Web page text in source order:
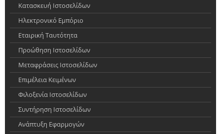
Κατασκευή Ιστοσελίδων
Ηλεκτρονικό Εμπόριο
Εταιρική Ταυτότητα
Προώθηση Ιστοσελίδων
Μεταφράσεις Ιστοσελίδων
Επιμέλεια Κειμένων
Φιλοξενία Ιστοσελίδων
Συντήρηση Ιστοσελίδων
Ανάπτυξη Εφαρμογών